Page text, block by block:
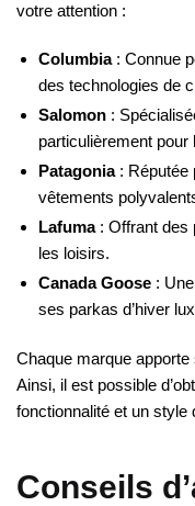
votre attention :
Columbia: Connue
des technologies de
Salomon :
particulièrement pour
Patagonia: Réputée
vêtements
Lafuma: Offrant des
les loisirs.
Canada Goose :
ses parkas d’hiver
Chaque marque
Ainsi, il est possible
fonctionnalité et un style
Conseils